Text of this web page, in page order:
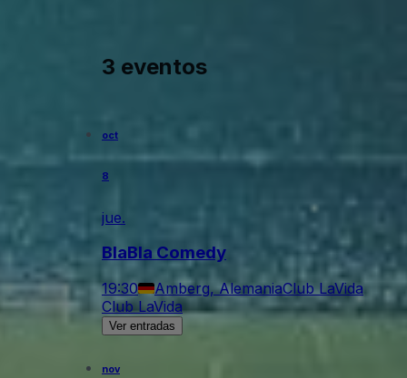
3 eventos
oct
8
jue.
BlaBla Comedy
19:30 Amberg, AlemaniaClub LaVida
Club LaVida
Ver entradas
nov